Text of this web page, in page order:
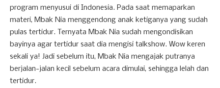
program menyusui di Indonesia. Pada saat memaparkan
materi, Mbak Nia menggendong anak ketiganya yang sudah
pulas tertidur. Ternyata Mbak Nia sudah mengondisikan
bayinya agar tertidur saat dia mengisi talkshow. Wow keren
sekali ya! Jadi sebelum itu, Mbak Nia mengajak putranya
berjalan-jalan kecil sebelum acara dimulai, sehingga lelah dan
tertidur.